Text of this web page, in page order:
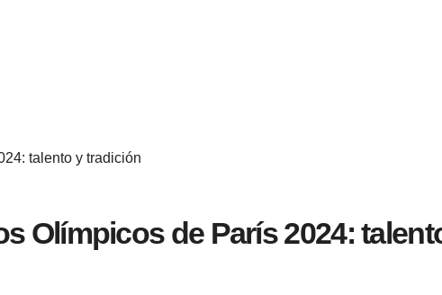
talento y tradición
Olímpicos de París 2024: